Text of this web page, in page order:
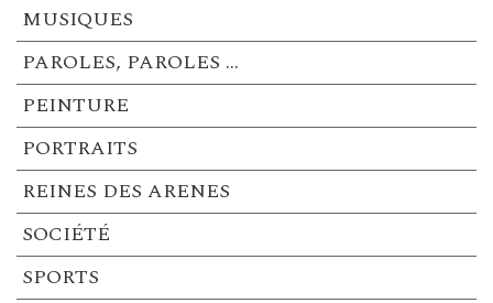
MUSIQUES
PAROLES, PAROLES …
PEINTURE
PORTRAITS
REINES DES ARENES
SOCIÉTÉ
SPORTS